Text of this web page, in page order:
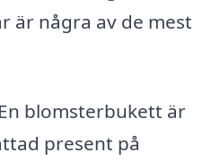
är några av de mest
En blomsterbukett är
present på